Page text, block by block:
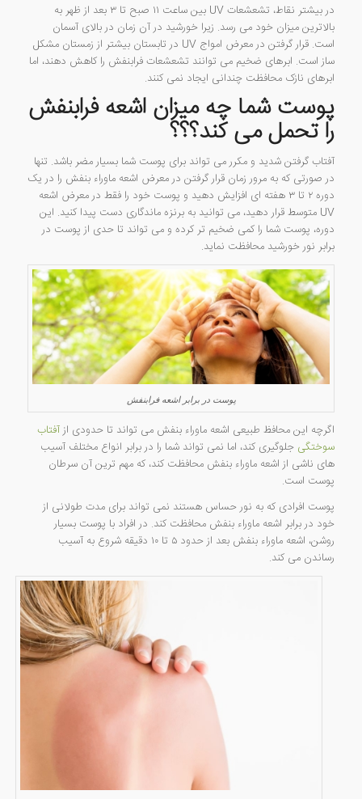
در بیشتر نقاط، تشعشعات UV بین ساعت ۱۱ صبح تا ۳ بعد از ظهر به
بالاترین میزان خود می رسد. زیرا خورشید در آن زمان در بالای آسمان
است. قرار گرفتن در معرض امواج UV در تابستان بیشتر از زمستان مشکل
ساز است. ابرهای ضخیم می توانند تشعشعات فرابنفش را کاهش دهند، اما
ابرهای نازک محافظت چندانی ایجاد نمی کنند.
پوست شما چه میزان اشعه فرابنفش
را تحمل می کند؟؟؟
آفتاب گرفتن شدید و مکرر می تواند برای پوست شما بسیار مضر باشد. تنها
در صورتی که به مرور زمان قرار گرفتن در معرض اشعه ماوراء بنفش را در یک
دوره ۲ تا ۳ هفته ای افزایش دهید و پوست خود را فقط در معرض اشعه
UV متوسط قرار دهید، می توانید به برنزه ماندگاری دست پیدا کنید. این
دوره، پوست شما را کمی ضخیم تر کرده و می تواند تا حدی از پوست در
برابر نور خورشید محافظت نماید.
پوست در برابر اشعه فرابنفش
اگرچه این محافظ طبیعی اشعه ماوراء بنفش می تواند تا حدودی ازآفتاب
سوختگی جلوگیری کند، اما نمی تواند شما را در برابر انواع مختلف آسیب
های ناشی از اشعه ماوراء بنفش محافظت کند، که مهم ترین آن سرطان
پوست است.
پوست افرادی که به نور حساس هستند نمی تواند برای مدت طولانی از
خود در برابر اشعه ماوراء بنفش محافظت کند. در افراد با پوست بسیار
روشن، اشعه ماوراء بنفش بعد از حدود ۵ تا ۱۰ دقیقه شروع به آسیب
رساندن می کند.